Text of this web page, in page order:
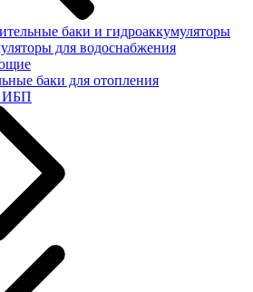
баки и гидроаккумуляторы
для водоснабжения
баки для отопления
ИБП